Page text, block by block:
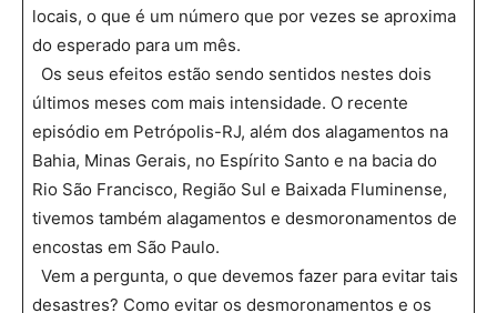
locais, o que é um número que por vezes se aproxima
do esperado para um mês.
Os seus efeitos estão sendo sentidos nestes dois
últimos meses com mais intensidade. O recente
episódio em Petrópolis-RJ, além dos alagamentos na
Bahia, Minas Gerais, no Espírito Santo e na bacia do
Rio São Francisco, Região Sul e Baixada Fluminense,
tivemos também alagamentos e desmoronamentos de
encostas em São Paulo.
Vem a pergunta, o que devemos fazer para evitar tais
desastres? Como evitar os desmoronamentos e os